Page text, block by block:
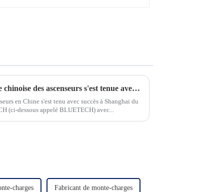
La 15e exposition internationale chinoise des ascenseurs s'est tenue avec succès à Shanghai du 5 au 8 juillet 2023.
en Chine s'est tenu avec succès à Shanghai du
(ci-dessous appelé BLUETECH) avec...
charges Fabricant de monte-charges